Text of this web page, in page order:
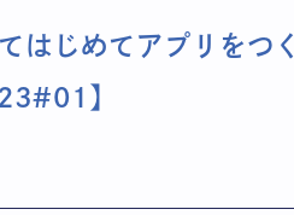
じめてアプリをつく
】